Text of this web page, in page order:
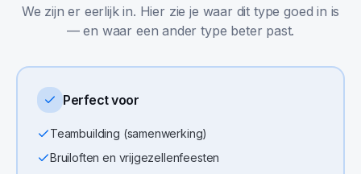
We zijn er eerlijk in. Hier zie je waar dit type goed in is
— en waar een ander type beter past.
Perfect voor
Teambuilding (samenwerking)
Bruiloften en vrijgezellenfeesten